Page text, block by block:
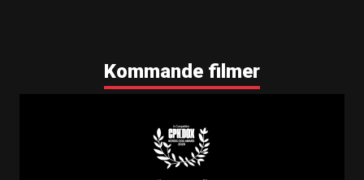
Kommande filmer